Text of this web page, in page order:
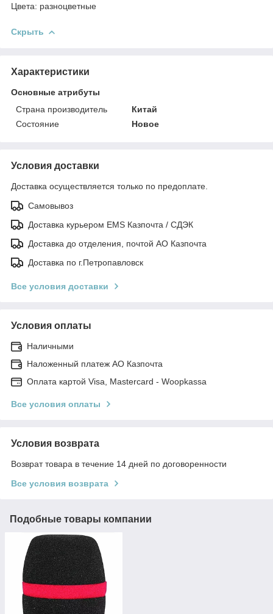
Цвета: разноцветные
Скрыть
Характеристики
Основные атрибуты
Страна производитель
Китай
Состояние
Новое
Условия доставки
Доставка осуществляется только по предоплате.
Самовывоз
Доставка курьером EMS Казпочта / СДЭК
Доставка до отделения, почтой АО Казпочта
Доставка по г.Петропавловск
Все условия доставки
Условия оплаты
Наличными
Наложенный платеж АО Казпочта
Оплата картой Visa, Mastercard - Woopkassa
Все условия оплаты
Условия возврата
Возврат товара в течение 14 дней по договоренности
Все условия возврата
Подобные товары компании